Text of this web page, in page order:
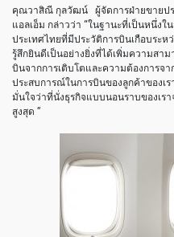
คุณวาสิณี กุลวัฒน์ ผู้จัดการฝ่ายขายปร
แอลเอ็ม กล่าวว่า “ในฐานะที่เป็นหนึ่ง
ประเทศไทยที่มีประวัติการบินเกือบระห
รู้สึกยินดีเป็นอย่างยิ่งที่ได้เพิ่มความสาม
บินจากการเติบโตและความต้องการจ
ประสบการณ์ในการบินของลูกค้าของเ
มั่นใจว่าที่นั่งธุรกิจแบบนอนราบของเร
สูงสุด ”